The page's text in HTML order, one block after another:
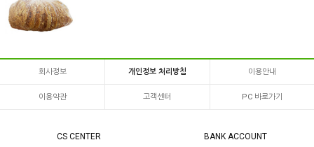
회사정보 개인정보 처리방침 이용안내
이용약관 고객센터 PC 바로가기
CS CENTER BANK ACCOUNT